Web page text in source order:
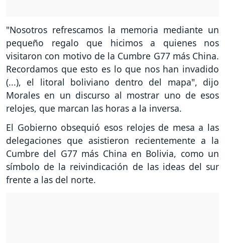
"Nosotros refrescamos la memoria mediante un
pequeño regalo que hicimos a quienes nos
visitaron con motivo de la Cumbre G77 más China.
Recordamos que esto es lo que nos han invadido
(...), el litoral boliviano dentro del mapa", dijo
Morales en un discurso al mostrar uno de esos
relojes, que marcan las horas a la inversa.
El Gobierno obsequió esos relojes de mesa a las
delegaciones que asistieron recientemente a la
Cumbre del G77 más China en Bolivia, como un
símbolo de la reivindicación de las ideas del sur
frente a las del norte.